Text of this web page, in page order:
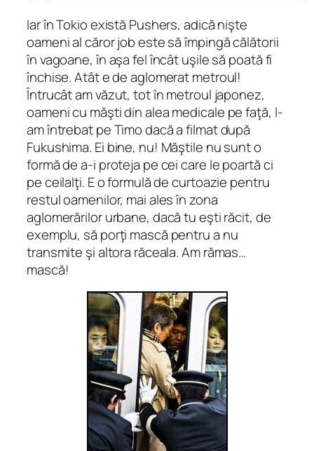
Iar în Tokio există Pushers, adică nişte
oameni al căror job este să împingă călătorii
în vagoane, în aşa fel încât uşile să poată fi
închise. Atât e de aglomerat metroul!
Întrucât am văzut, tot în metroul japonez,
oameni cu măşti din alea medicale pe faţă, l-
am întrebat pe Timo dacă a filmat după
Fukushima. Ei bine, nu! Măştile nu sunt o
formă de a-i proteja pe cei care le poartă ci
pe ceilalţi. E o formulă de curtoazie pentru
restul oamenilor, mai ales în zona
aglomerărilor urbane, dacă tu eşti răcit, de
exemplu, să porţi mască pentru a nu
transmite şi altora răceala. Am rămas…
mască!